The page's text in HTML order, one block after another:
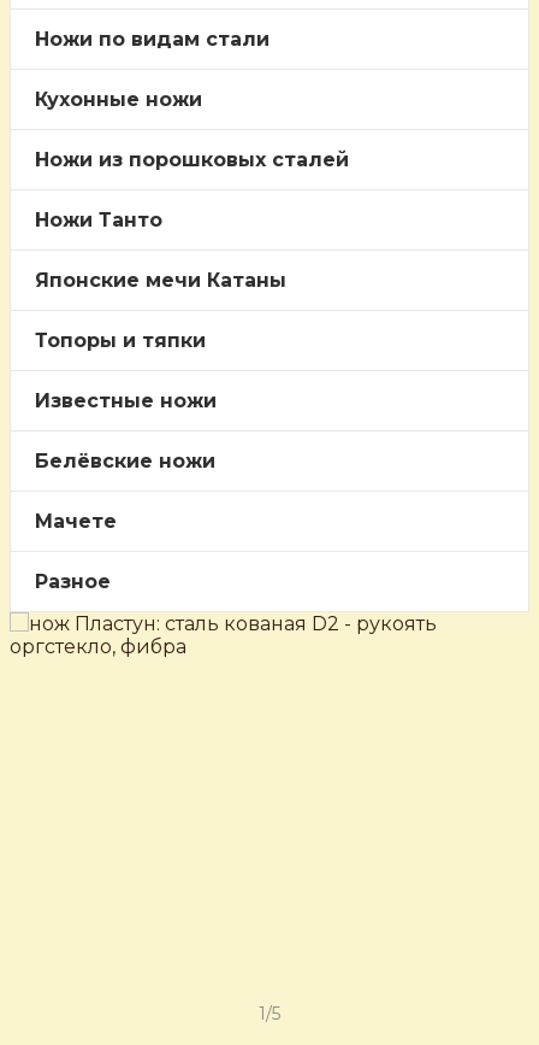
Ножи по видам стали
Кухонные ножи
Ножи из порошковых сталей
Ножи Танто
Японские мечи Катаны
Топоры и тяпки
Известные ножи
Белёвские ножи
Мачете
Разное
1/5